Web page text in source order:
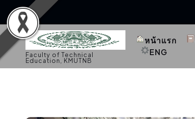
S
k
t
o
Faculty of Technical
Education, KMUTNB
หน้าแรก
ENG